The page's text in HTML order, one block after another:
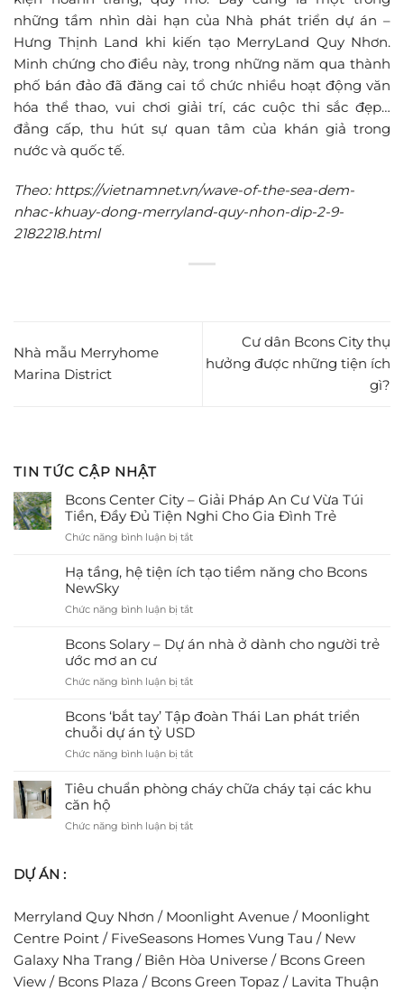
những tầm nhìn dài hạn của Nhà phát triển dự án –
Hưng Thịnh Land khi kiến tạo MerryLand Quy Nhơn.
Minh chứng cho điều này, trong những năm qua thành
phố bán đảo đã đăng cai tổ chức nhiều hoạt động văn
hóa thể thao, vui chơi giải trí, các cuộc thi sắc đẹp…
đẳng cấp, thu hút sự quan tâm của khán giả trong
nước và quốc tế.
Theo: https://vietnamnet.vn/wave-of-the-sea-dem-
nhac-khuay-dong-merryland-quy-nhon-dip-2-9-
2182218.html
Nhà mẫu Merryhome
Marina District
Cư dân Bcons City thụ
hưởng được những tiện ích
gì?
TIN TỨC CẬP NHẬT
Bcons Center City – Giải Pháp An Cư Vừa Túi
Tiền, Đầy Đủ Tiện Nghi Cho Gia Đình Trẻ
Chức năng bình luận bị tắtở
Center
City
Giải
An
Đầy
Đủ
Tiện
Cho
Gia
Trẻ
Hạ tầng, hệ tiện ích tạo tiềm năng cho Bcons
NewSky
Chức năng bình luận bị tắtở
tầng,
ích
tiềm
năng
Bcons Solary – Dự án nhà ở dành cho người trẻ
ước mơ an cư
Chức năng bình luận bị tắtở
Solary
–
án
ở
Bcons ‘bắt tay’ Tập đoàn Thái Lan phát triển
chuỗi dự án tỷ USD
Chức năng bình luận bị tắtở
‘bắt
đoàn
dự
án
tỷ
USD
Tiêu chuẩn phòng cháy chữa cháy tại các khu
căn hộ
Chức năng bình luận bị tắtở
cháy
tại
khu
căn
DỰ ÁN :
Merryland Quy Nhơn / Moonlight Avenue / Moonlight
Centre Point / FiveSeasons Homes Vung Tau / New
Galaxy Nha Trang / Biên Hòa Universe / Bcons Green
View / Bcons Plaza / Bcons Green Topaz / Lavita Thuận